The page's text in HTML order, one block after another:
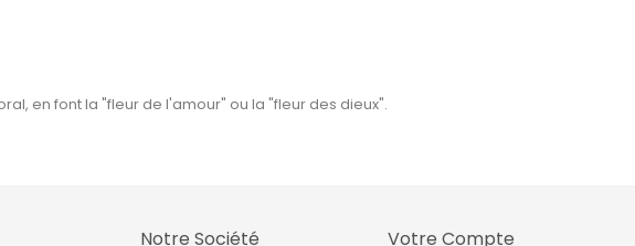
en font la "fleur de l'amour" ou la "fleur des dieux".
Notre Société Votre Compte